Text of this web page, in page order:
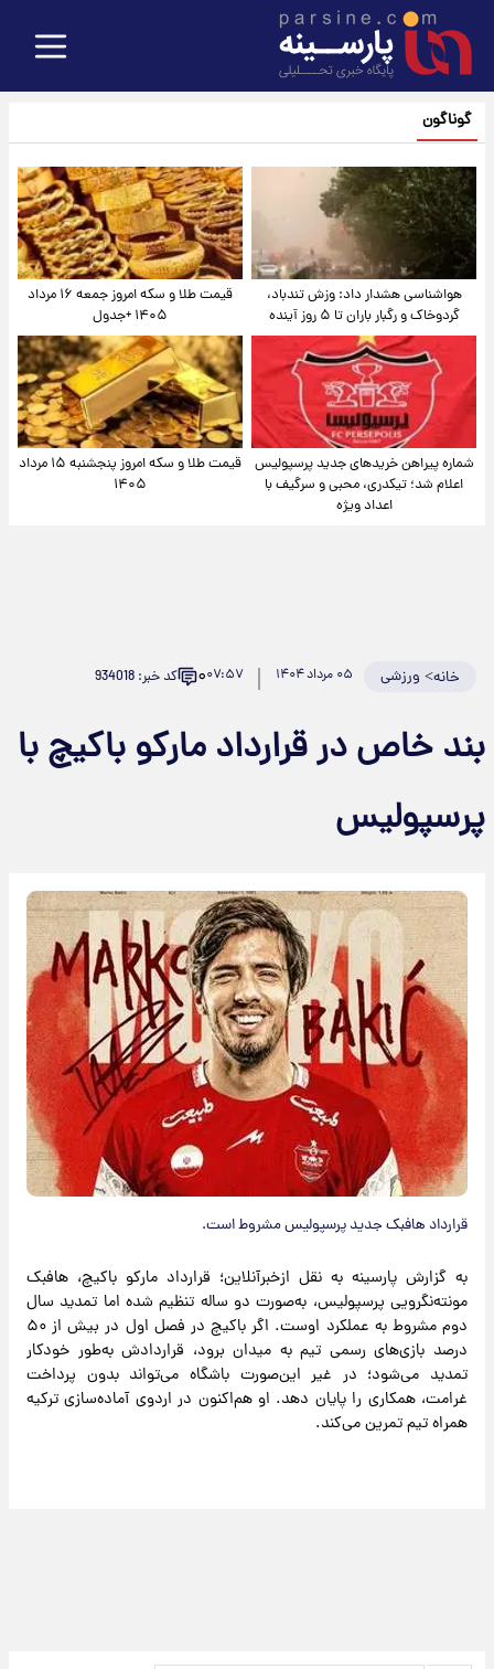
گوناگون
هواشناسی هشدار داد: وزش تندباد،
گردوخاک و رگبار باران تا ۵ روز آینده
قیمت طلا و سکه امروز جمعه ۱۶ مرداد
۱۴۰۵ +جدول
شماره پیراهن خریدهای جدید پرسپولیس
اعلام شد؛ تیکدری، محبی و سرگیف با
اعداد ویژه
قیمت طلا و سکه امروز پنجشنبه ۱۵ مرداد
۱۴۰۵
خانه> ورزشی ۰۵ مرداد ۱۴۰۴ ۰۷:۵۷۰ کد خبر: 934018
بند خاص در قرارداد مارکو باکیچ با
پرسپولیس
قرارداد هافبک جدید پرسپولیس مشروط است.
به گزارش پارسینه به نقل ازخبرآنلاین؛ قرارداد مارکو باکیچ، هافبک
مونته‌نگرویی پرسپولیس، به‌صورت دو ساله تنظیم شده اما تمدید سال
دوم مشروط به عملکرد اوست. اگر باکیچ در فصل اول در بیش از ۵۰
درصد بازی‌های رسمی تیم به میدان برود، قراردادش به‌طور خودکار
تمدید می‌شود؛ در غیر این‌صورت باشگاه می‌تواند بدون پرداخت
غرامت، همکاری را پایان دهد. او هم‌اکنون در اردوی آماده‌سازی ترکیه
همراه تیم تمرین می‌کند.